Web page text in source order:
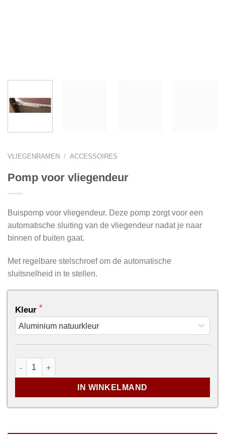
VLIEGENRAMEN / ACCESSOIRES
Pomp voor vliegendeur
Buispomp voor vliegendeur. Deze pomp zorgt voor een
automatische sluiting van de vliegendeur nadat je naar
binnen of buiten gaat.
Met regelbare stelschroef om de automatische
sluitsnelheid in te stellen.
Kleur
Pomp voor vliegendeur aantal
IN WINKELMAND